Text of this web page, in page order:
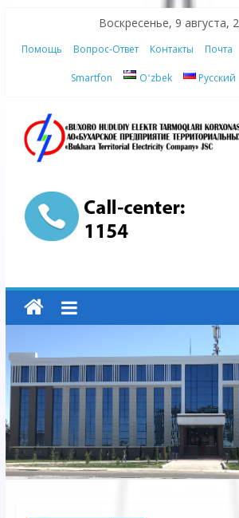
content
Воскресенье, 9 августа,
Помощь Вопрос-Ответ Контакты Почта
Smartfon Oʻzbek Русский
АО
"Бухарское
сетей"
АО
"Бухарское